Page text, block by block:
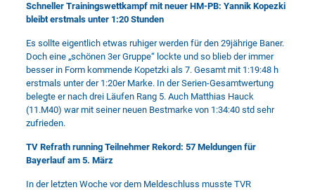
Schneller Trainingswettkampf mit neuer HM-PB: Yannik Kopezki
bleibt erstmals unter 1:20 Stunden
Es sollte eigentlich etwas ruhiger werden für den 29jährige Baner.
Doch eine „schönen 3er Gruppe“ lockte und so blieb der immer
besser in Form kommende Kopetzki als 7. Gesamt mit 1:19:48 h
erstmals unter der 1:20er Marke. In der Serien-Gesamtwertung
belegte er nach drei Läufen Rang 5. Auch Matthias Hauck
(11.M40) war mit seiner neuen Bestmarke von 1:34:40 std sehr
zufrieden.
TV Refrath running Teilnehmer Rekord: 57 Meldungen für
Bayerlauf am 5. März
In der letzten Woche vor dem Meldeschluss musste TVR